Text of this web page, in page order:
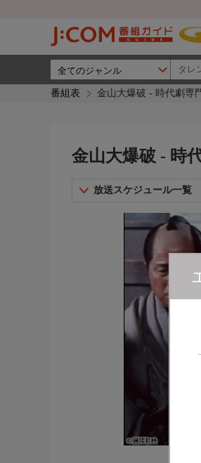
番組表 金山大爆破 - 時代劇専
金山大爆破 - 時
放送スケジュール一覧